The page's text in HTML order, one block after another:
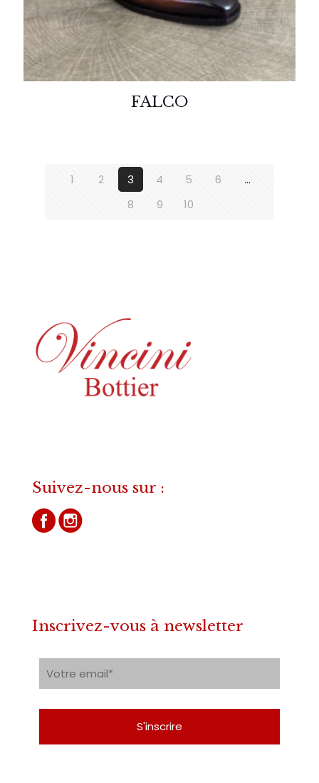
FALCO
1 2 3 4 5 6
…
8
9 10
Suivez-nous sur :
Inscrivez-vous à newsletter